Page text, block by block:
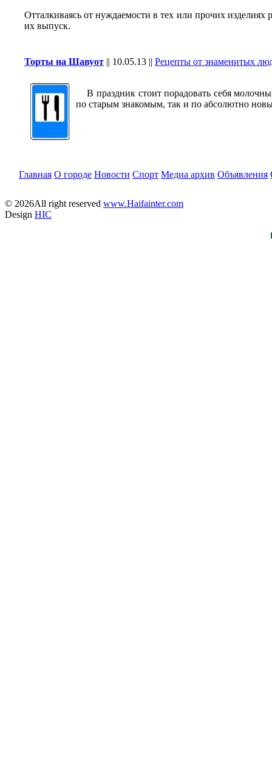
Отталкиваясь от нуждаемости в тех или прочих
их выпуск.
Торты на Шавуот || 10.05.13 || Рецепты от знаменитых
В праздник стоит порадовать себя
по старым знакомым, так и по абсолютно
Главная О городе Новости Спорт Медиа архив Объявления
© 2026All right reserved www.Haifainter.com
Design HIC